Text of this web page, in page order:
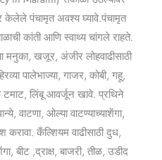
पंचामृत अवश्य घ्यावे.पंचामृत
कांती आणि स्वाथ्य चांगले राहते.
खजूर, अंजीर लोहवाढीसाठी
पालेभाज्या, गाजर, कोबी, गहू,
लिंबू आवर्जून खावे. प्रथिने
वाटणा, ओल्या वाटण्याच्याशेंगा,
करावा. कँल्शियम वाढीसाठी दुध,
बीट ,द्राक्ष, बाजरी, तीळ, उडीद